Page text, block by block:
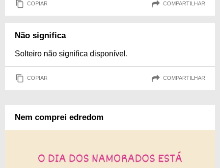
COPIAR COMPARTILHAR
Não significa
Solteiro não significa disponível.
COPIAR COMPARTILHAR
Nem comprei edredom